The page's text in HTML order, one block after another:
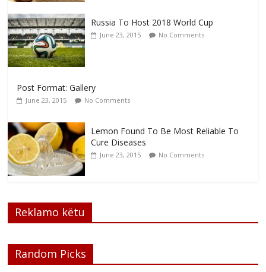
Russia To Host 2018 World Cup
June 23, 2015 No Comments
Post Format: Gallery
June 23, 2015 No Comments
Lemon Found To Be Most Reliable To
Cure Diseases
June 23, 2015 No Comments
Reklamo këtu
Random Picks